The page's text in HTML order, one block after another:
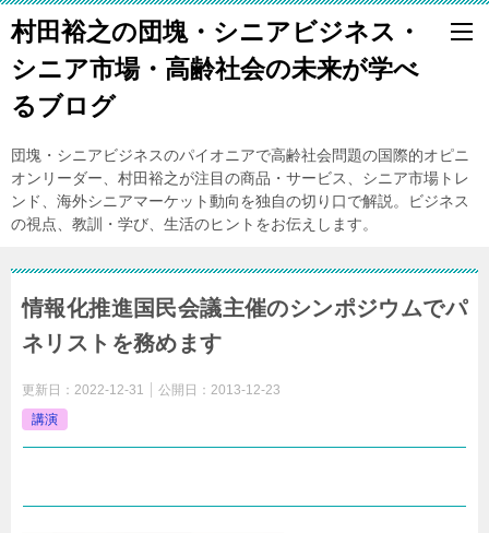
村田裕之の団塊・シニアビジネス・
シニア市場・高齢社会の未来が学べ
るブログ
団塊・シニアビジネスのパイオニアで高齢社会問題の国際的オピニ
オンリーダー、村田裕之が注目の商品・サービス、シニア市場トレ
ンド、海外シニアマーケット動向を独自の切り口で解説。ビジネス
の視点、教訓・学び、生活のヒントをお伝えします。
情報化推進国民会議主催のシンポジウムでパ
ネリストを務めます
更新日： 2022-12-31 公開日： 2013-12-23
講演